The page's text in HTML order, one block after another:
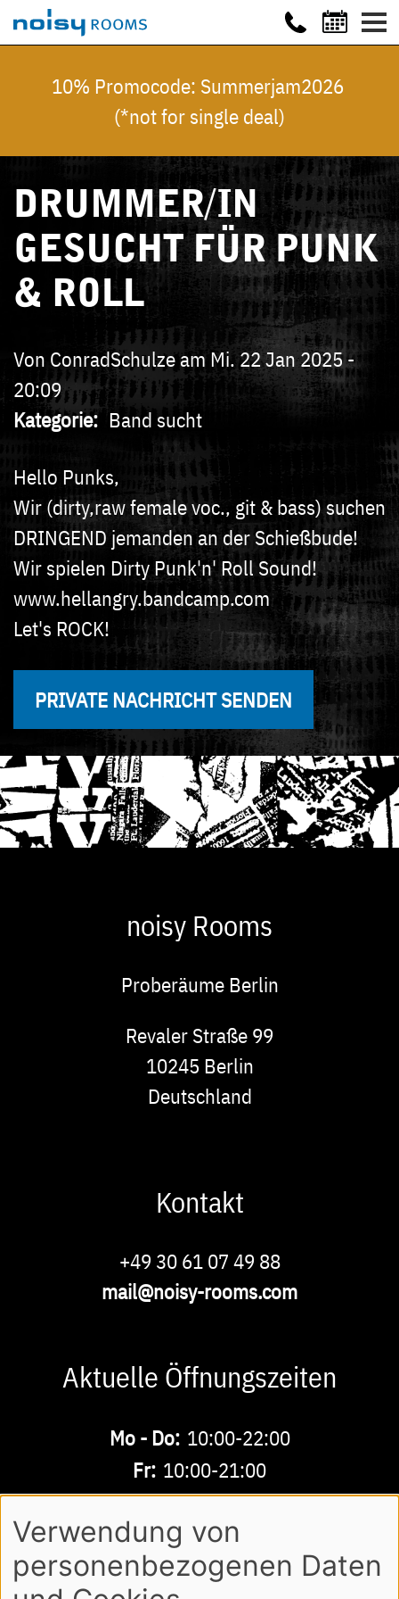
10% Promocode: Summerjam2026
(*not for single deal)
DRUMMER/IN
GESUCHT FÜR PUNK
& ROLL
Von ConradSchulzeam Mi. 22 Jan 2025 -
20:09
Kategorie
Band sucht
Hello Punks,
Wir (dirty,raw female voc., git & bass) suchen
DRINGEND jemanden an der Schießbude!
Wir spielen Dirty Punk'n' Roll Sound!
www.hellangry.bandcamp.com
Let's ROCK!
PRIVATE NACHRICHT SENDEN
noisy Rooms
Proberäume Berlin
Revaler Straße 99
10245 Berlin
Deutschland
Kontakt
+49 30 61 07 49 88
mail@noisy-rooms.com
Aktuelle Öffnungszeiten
Mo - Do: 10:00-22:00
Fr: 10:00-21:00
Sa - So:10:00-18:00
Footer
AGB DATENSCHUTZ IMPRESSUM
Verwendung von
personenbezogenen Daten